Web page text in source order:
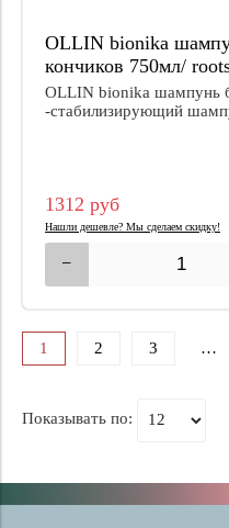
OLLIN bionika
кончиков 750мл/
OLLIN bionika шампунь
-стабилизирующий
1312 руб
Нашли дешевле? Мы сделаем скидку!
1 2 3 …
Показывать по: